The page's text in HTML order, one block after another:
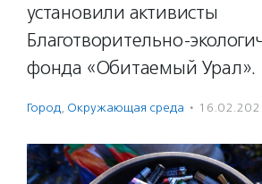
установили активисты
Благотворительно-
фонда «Обитаемый Урал».
Город, Окружающая среда ·